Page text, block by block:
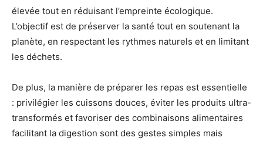
élevée tout en réduisant l’empreinte écologique.
L’objectif est de préserver la santé tout en soutenant la
planète, en respectant les rythmes naturels et en limitant
les déchets.
De plus, la manière de préparer les repas est essentielle
: privilégier les cuissons douces, éviter les produits ultra-
transformés et favoriser des combinaisons alimentaires
facilitant la digestion sont des gestes simples mais